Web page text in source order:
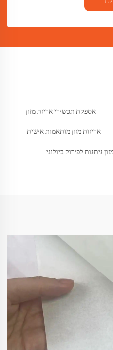
אספקת תכשירי אריזת מזון
אריזות מזון מותאמות אישית
ניתנות לפירוק ביולוגי